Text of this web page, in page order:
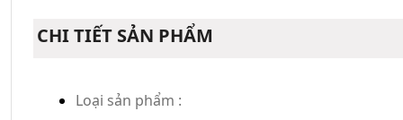
CHI TIẾT SẢN PHẨM
Loại sản phẩm :